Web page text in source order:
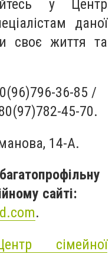
у Центр
даної
своє життя та
36-85 /
45-70.
14-А.
сайті:
.
сімейної